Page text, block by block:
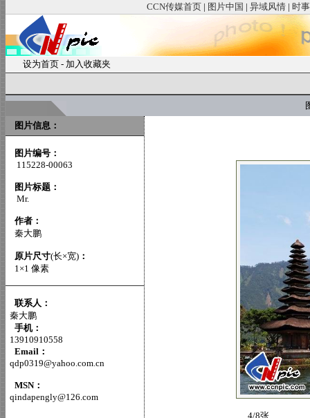
CCN传媒首页 | 图片中国 | 异域风情 | 时
设为首页 - 加入收藏夹
图片信息：
图片编号：
115228-00063
图片标题：
Mr.
作者：
秦大鹏
原片尺寸(长×宽) ：
1×1 像素
联系人：
秦大鹏
手机：
13910910558
Email：
qdp0319@yahoo.com.cn
MSN：
qindapengly@126.com
4/8张